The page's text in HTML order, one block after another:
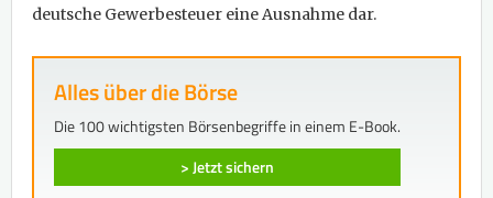
deutsche Gewerbesteuer eine Ausnahme dar.
Alles über die Börse
Die 100 wichtigsten Börsenbegriffe in einem E-Book.
> Jetzt sichern